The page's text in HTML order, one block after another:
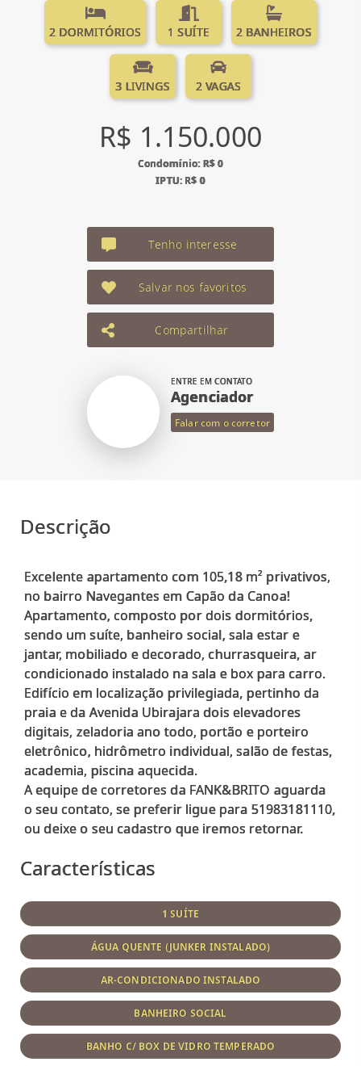
2 DORMITÓRIOS 1 SUÍTE 2 BANHEIROS
3 LIVINGS 2 VAGAS
R$ 1.150.000
Condomínio: R$ 0
IPTU: R$ 0
Tenho interesse
Salvar nos favoritos
Compartilhar
ENTRE EM CONTATO
Agenciador
Falar com o corretor
Descrição
Excelente apartamento com 105,18 m² privativos,
no bairro Navegantes em Capão da Canoa!
Apartamento, composto por dois dormitórios,
sendo um suíte, banheiro social, sala estar e
jantar, mobiliado e decorado, churrasqueira, ar
condicionado instalado na sala e box para carro.
Edifício em localização privilegiada, pertinho da
praia e da Avenida Ubirajara dois elevadores
digitais, zeladoria ano todo, portão e porteiro
eletrônico, hidrômetro individual, salão de festas,
academia, piscina aquecida.
A equipe de corretores da FANK&BRITO aguarda
o seu contato, se preferir ligue para 51983181110,
Características
1 SUÍTE
ÁGUA QUENTE (JUNKER INSTALADO)
AR-CONDICIONADO INSTALADO
BANHEIRO SOCIAL
BANHO C/ BOX DE VIDRO TEMPERADO